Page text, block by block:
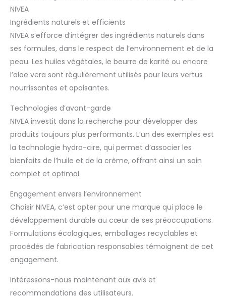
NIVEA
Ingrédients naturels et efficients
NIVEA s’efforce d’intégrer des ingrédients naturels dans
ses formules, dans le respect de l’environnement et de la
peau. Les huiles végétales, le beurre de karité ou encore
l’aloe vera sont régulièrement utilisés pour leurs vertus
nourrissantes et apaisantes.
Technologies d’avant-garde
NIVEA investit dans la recherche pour développer des
produits toujours plus performants. L’un des exemples est
la technologie hydro-cire, qui permet d’associer les
bienfaits de l’huile et de la crème, offrant ainsi un soin
complet et optimal.
Engagement envers l’environnement
Choisir NIVEA, c’est opter pour une marque qui place le
développement durable au cœur de ses préoccupations.
Formulations écologiques, emballages recyclables et
procédés de fabrication responsables témoignent de cet
engagement.
Intéressons-nous maintenant aux avis et
recommandations des utilisateurs.